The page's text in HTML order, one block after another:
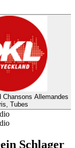
Chansons Allemandes
Tubes
Schlager